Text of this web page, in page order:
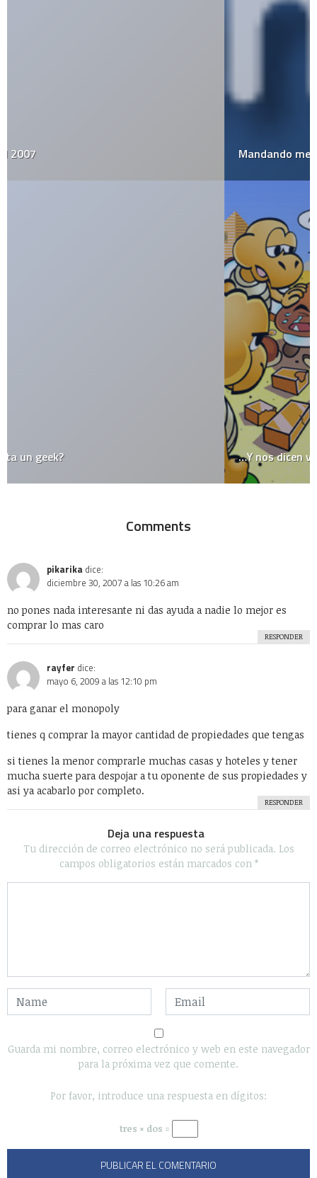
Mandando mensajes al futuro
…Y nos dicen villanos!
Comments
pikarika dice:
diciembre 30, 2007 a las 10:26 am
no pones nada interesante ni das ayuda a nadie lo mejor es
comprar lo mas caro
RESPONDER
rayfer dice:
mayo 6, 2009 a las 12:10 pm
para ganar el monopoly
tienes q comprar la mayor cantidad de propiedades que tengas
si tienes la menor comprarle muchas casas y hoteles y tener
mucha suerte para despojar a tu oponente de sus propiedades y
asi ya acabarlo por completo.
RESPONDER
Deja una respuesta
Tu dirección de correo electrónico no será publicada. Los
campos obligatorios están marcados con *
Guarda mi nombre, correo electrónico y web en este navegador
para la próxima vez que comente.
Por favor, introduce una respuesta en dígitos:
tres × dos =